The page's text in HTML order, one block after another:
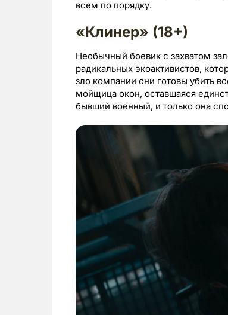
всем по порядку.
«Клинер» (18+)
Необычный боевик с захватом
радикальных экоактивистов,
зло компании они готовы убить
мойщица окон, оставшаяся
бывший военный, и только она